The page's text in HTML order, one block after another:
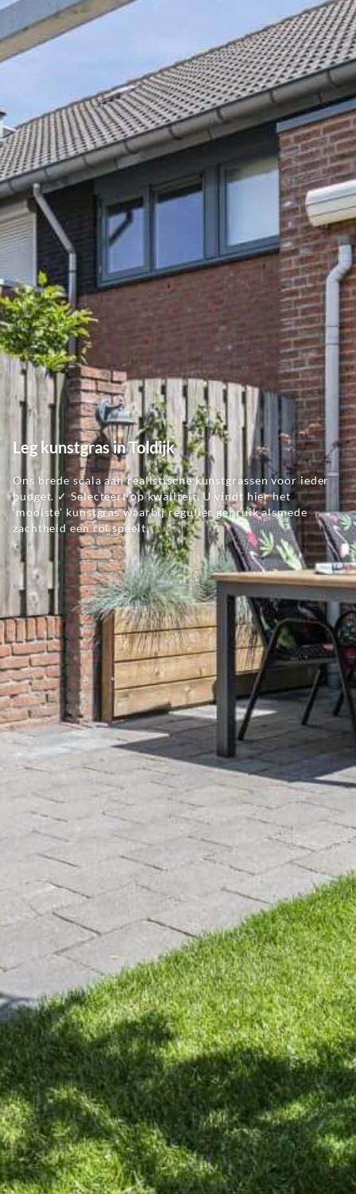
Leg kunstgras in Toldijk
Ons brede scala aan realistische kunstgrassen voor ieder
budget. ✓ Selecteert op kwaliteit. U vindt hier het
'mooiste' kunstgras waarbij regulier gebruik alsmede
zachtheid een rol speelt.